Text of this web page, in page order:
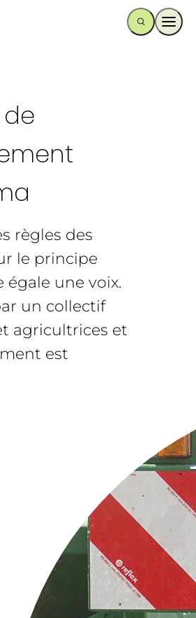
règles des
le principe
égale une voix.
un collectif
agricultrices et
est